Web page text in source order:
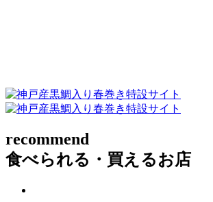
recommend
食べられる・買えるお店